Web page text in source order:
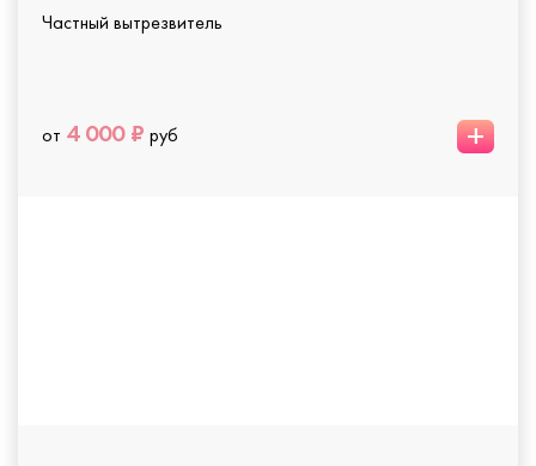
Частный вытрезвитель
от 4 000 ₽ руб +